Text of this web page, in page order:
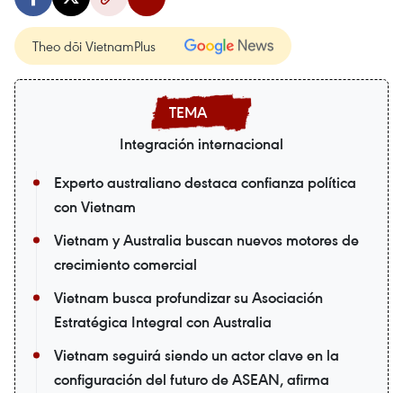
Theo dõi VietnamPlus
Integración internacional
Experto australiano destaca confianza política
con Vietnam
Vietnam y Australia buscan nuevos motores de
crecimiento comercial
Vietnam busca profundizar su Asociación
Estratégica Integral con Australia
Vietnam seguirá siendo un actor clave en la
configuración del futuro de ASEAN, afirma